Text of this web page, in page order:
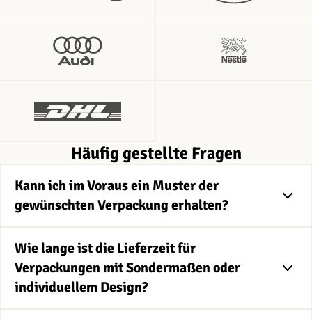
Häufig gestellte Fragen
Kann ich im Voraus ein Muster der
gewünschten Verpackung erhalten?
Wie lange ist die Lieferzeit für
Verpackungen mit Sondermaßen oder
individuellem Design?